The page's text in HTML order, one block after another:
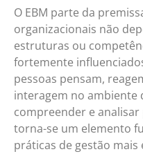
O EBM parte da
organizacionais não
estruturas ou
fortemente
pessoas pensam,
interagem no ambiente
compreender e
torna-se um elemento
práticas de gestão mais